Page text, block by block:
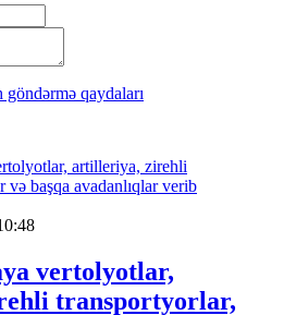
göndərmə qaydaları
vertolyotlar,
transportyorlar,